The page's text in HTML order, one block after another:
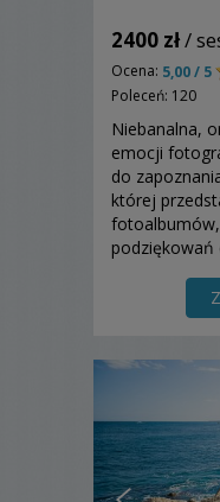
2400 zł/
Ocena: 5,00 / 5
Poleceń: 120
Niebanalna,
emocji
do
której
podziękowań